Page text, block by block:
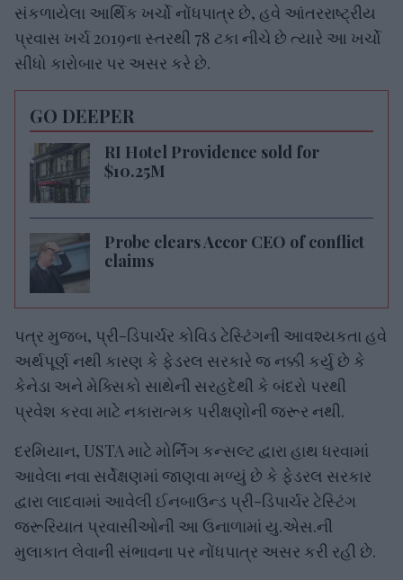
સંકળાયેલા આર્થિક ખર્ચો નોંધપાત્ર છે, હવે આંતરરાષ્ટ્રીય
પ્રવાસ ખર્ચ 2019ના સ્તરથી 78 ટકા નીચે છે ત્યારે આ ખર્ચો
સીધો કારોબાર પર અસર કરે છે.
GO DEEPER
RI Hotel Providence sold for
$10.25M
Probe clears Accor CEO of conflict
claims
પત્ર મુજબ, પ્રી-ડિપાર્ચર કોવિડ ટેસ્ટિંગની આવશ્યકતા હવે
અર્થપૂર્ણ નથી કારણ કે ફેડરલ સરકારે જ નક્કી કર્યુ છે કે
કેનેડા અને મેક્સિકો સાથેની સરહદેથી કે બંદરો પરથી
પ્રવેશ કરવા માટે નકારાત્મક પરીક્ષણોની જરૂર નથી.
દરમિયાન, USTA માટે મોર્નિંગ કન્સલ્ટ દ્વારા હાથ ધરવામાં
આવેલા નવા સર્વેક્ષણમાં જાણવા મળ્યું છે કે ફેડરલ સરકાર
દ્વારા લાદવામાં આવેલી ઈનબાઉન્ડ પ્રી-ડિપાર્ચર ટેસ્ટિંગ
જરૂરિયાત પ્રવાસીઓની આ ઉનાળામાં યુ.એસ.ની
મુલાકાત લેવાની સંભાવના પર નોંધપાત્ર અસર કરી રહી છે.